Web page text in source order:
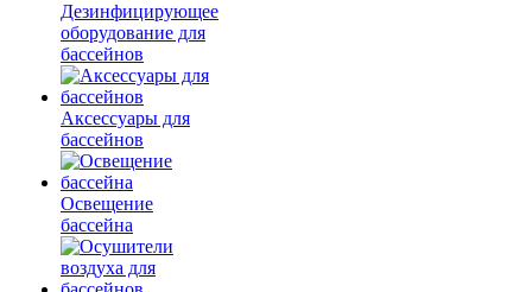
Дезинфицирующее
оборудование для
бассейнов
Аксессуары для
бассейнов
Освещение
бассейна